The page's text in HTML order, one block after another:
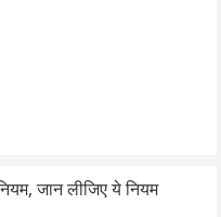
जान लीजिए ये नियम